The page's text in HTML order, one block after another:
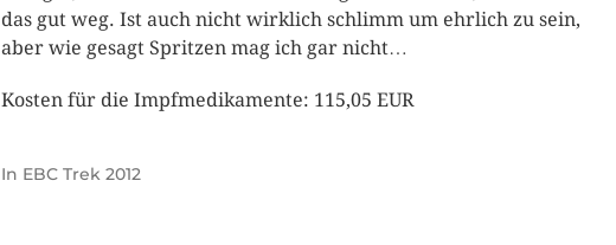
das gut weg. Ist auch nicht wirklich schlimm um ehrlich zu sein,
aber wie gesagt Spritzen mag ich gar nicht…
Kosten für die Impfmedikamente: 115,05 EUR
In EBC Trek 2012